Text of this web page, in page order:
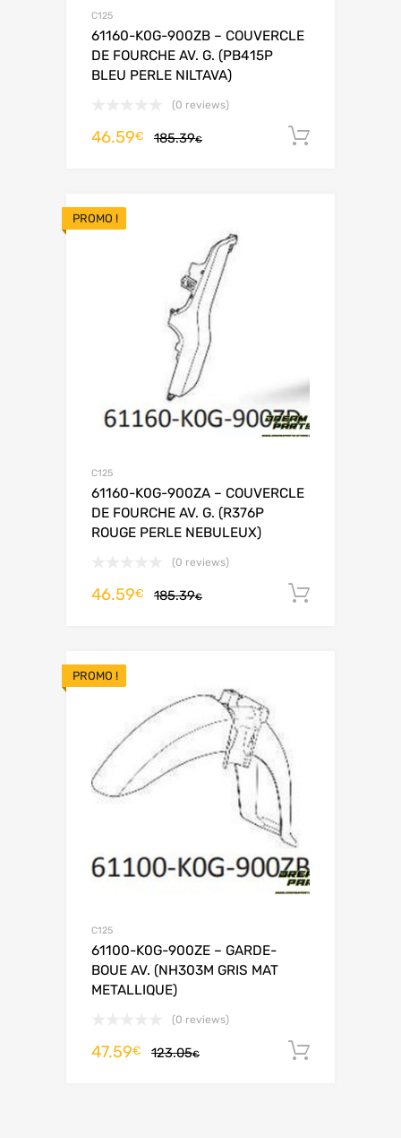
C125
61160-K0G-900ZB – COUVERCLE
DE FOURCHE AV. G. (PB415P
BLEU PERLE NILTAVA)
(0 reviews)
185.39€
46.59€
PROMO !
C125
61160-K0G-900ZA – COUVERCLE
DE FOURCHE AV. G. (R376P
ROUGE PERLE NEBULEUX)
(0 reviews)
185.39€
46.59€
PROMO !
C125
61100-K0G-900ZE – GARDE-
BOUE AV. (NH303M GRIS MAT
METALLIQUE)
(0 reviews)
123.05€
47.59€